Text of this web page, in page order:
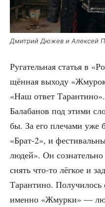
Дмит­рий Дюжев и Алек­сей
Руга­тель­ная ста­тья в
щён­ная выхо­ду
«Наш ответ
Бала­ба­нов под эти­ми
бы. За его пле­ча­ми уже
«Брат‑2», и
людей». Он
снять что-то лёг­кое и
Таран­ти­но. Полу­чи­лось
имен­но «Жмур­ки» —